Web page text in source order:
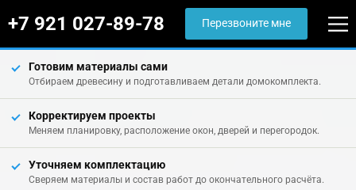
+7 921 027-89-78 Перезвоните мне
Готовим материалы сами
Отбираем древесину и подготавливаем детали домокомплекта.
Корректируем проекты
Меняем планировку, расположение окон, дверей и перегородок.
Уточняем комплектацию
Сверяем материалы и состав работ до окончательного расчёта.